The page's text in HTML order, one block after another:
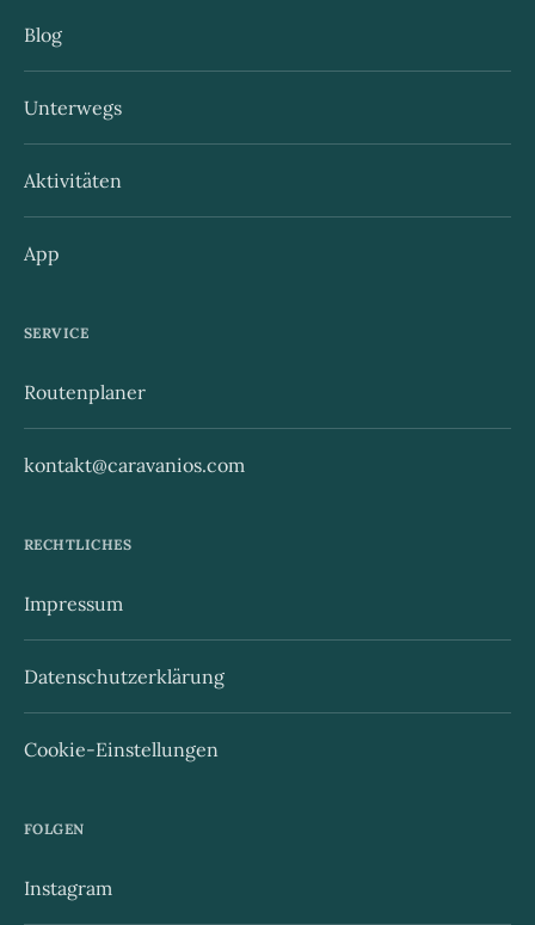
FOLGEN
Instagram
Blog
Unterwegs
Aktivitäten
App
SERVICE
Routenplaner
kontakt@caravanios.com
RECHTLICHES
Impressum
Datenschutzerklärung
Cookie-Einstellungen